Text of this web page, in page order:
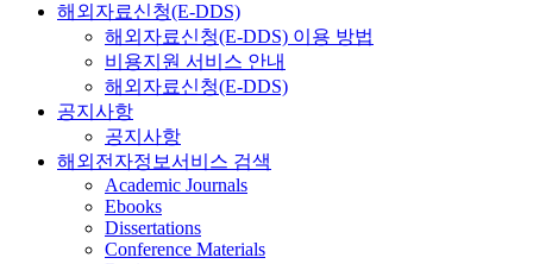
해외자료신청(E-DDS)
해외자료신청(E-DDS) 이용 방법
비용지원 서비스 안내
해외자료신청(E-DDS)
공지사항
공지사항
해외전자정보서비스 검색
Academic Journals
Ebooks
Dissertations
Conference Materials